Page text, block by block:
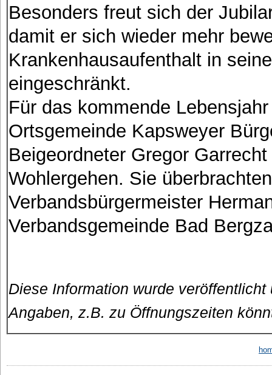
Besonders freut sich der
damit er sich wieder mehr
Krankenhausaufenthalt in
eingeschränkt.
Für das kommende
Ortsgemeinde Kapsweyer
Beigeordneter Gregor
Wohlergehen. Sie
Verbandsbürgermeister
Verbandsgemeinde Bad
Diese Information wurde
Angaben, z.B. zu Öffnungszeiten